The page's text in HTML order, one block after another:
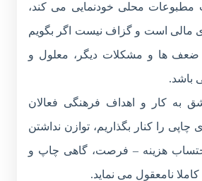
محلی خودنمایی می کند،
مالی است و گزاف نیست اگر بگویم
ها و مشکلات دیگر، معلول و
باشد.
به کار و اهداف فرهنگی فعالان
را کنار بگذاریم، توازن نداشتن
احتساب هزینه – فرصت، گاهی چاپ و
کاملا نامعقول می نماید.